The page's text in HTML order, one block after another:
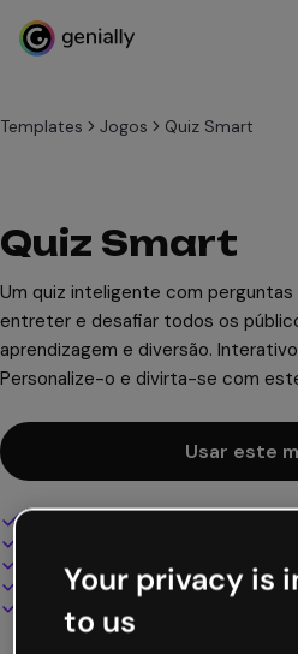
Templates Jogos Quiz Smart
Quiz Smart
Um quiz inteligente com
entreter e desafiar todos os
aprendizagem e diversão.
Personalize-o e divirta-se com
Usar este
Design interativo e animado
Adicione áudio, vídeo e multimídia
Apresente, compartilhe ou
Baixe em PDF, MP4 e outros
Your privacy is
to us